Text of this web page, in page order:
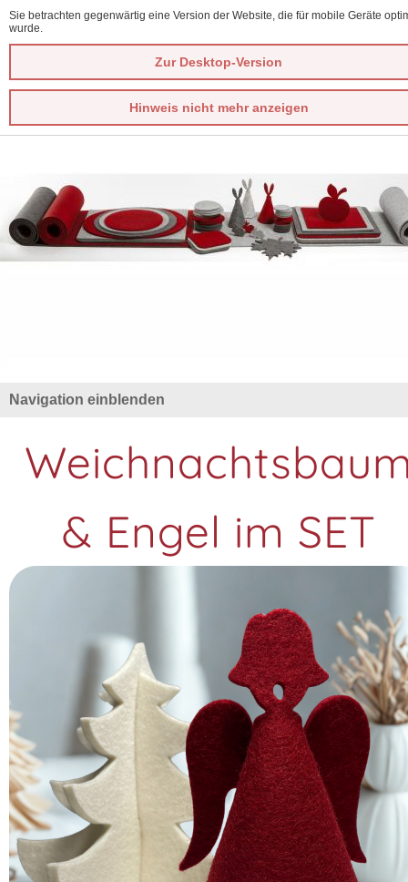
Sie betrachten gegenwärtig eine Version der Website, die für mobile Geräte
wurde.
Zur Desktop-Version
Hinweis nicht mehr anzeigen
Navigation einblenden
& Engel im SET